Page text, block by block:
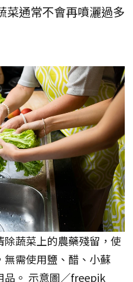
菜通常不會再噴灑過多
蔬菜上的農藥殘留，使
需使用鹽、醋、小蘇
品。 示意圖／freepik